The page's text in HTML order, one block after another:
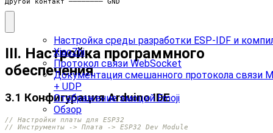
Настройка среды разработки ESP-IDF и
XiaoZhi
Протокол связи WebSocket
Документация смешанного протокола связи
+ UDP
Отображение эмоций Emoji
Обзор
III. Настройка программного
обеспечения
3.1 Конфигурация Arduino IDE